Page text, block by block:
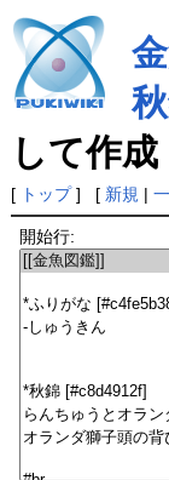
して作成
[ トップ] [ 新規 |
開始行: